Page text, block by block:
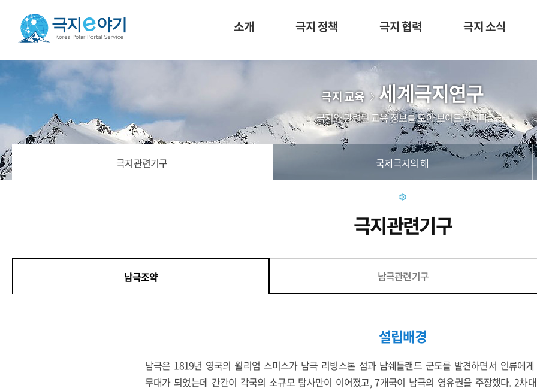
소개 극지 정책 극지 협력 극지 소식
극지 교육 세계극지연구
극지와 관련된 교육 정보를 모아 보여드립니다.
극지관련기구 국제극지의 해
극지관련기구
남극조약 남극관련기구
설립배경
남극은 1819년 영국의 윌리엄 스미스가 남극 리빙스톤 섬과 남쉐틀랜드 군도를 발견하면서 인류에
무대가 되었는데 간간이 각국의 소규모 탐사만이 이어졌고, 7개국이 남극의 영유권을 주장했다. 2차